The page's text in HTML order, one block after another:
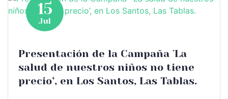
15
Jul
Presentación de la Campaña ´La
salud de nuestros niños no tiene
precio’, en Los Santos, Las Tablas.